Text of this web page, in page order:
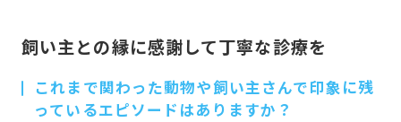
飼い主との縁に感謝して丁寧な診療を
これまで関わった動物や飼い主さんで印象に残
っているエピソードはありますか？